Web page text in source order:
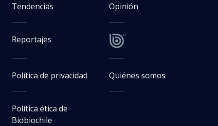
Tendencias Opinión
Reportajes
Política de privacidad Quiénes somos
Política ética de
Biobiochile